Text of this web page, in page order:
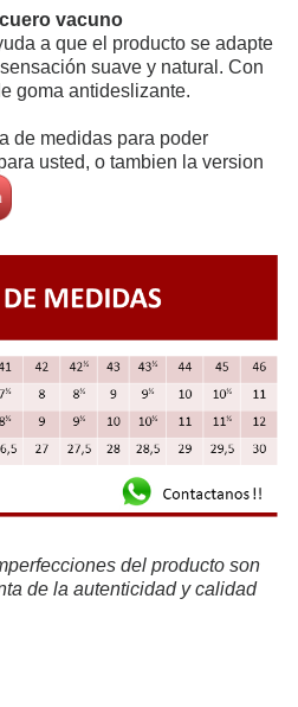
vacuno
a que el producto se adapte
suave y natural. Con
goma antideslizante.
de medidas para poder
usted, o tambien la version
del producto son
de la autenticidad y calidad